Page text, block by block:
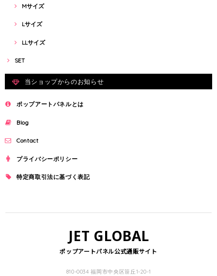
Mサイズ
Lサイズ
LLサイズ
SET
当ショップからのお知らせ
ポップアートパネルとは
Blog
Contact
プライバシーポリシー
特定商取引法に基づく表記
JET GLOBAL
ポップアートパネル公式通販サイト
810-0034 福岡市中央区笹丘1-20-1